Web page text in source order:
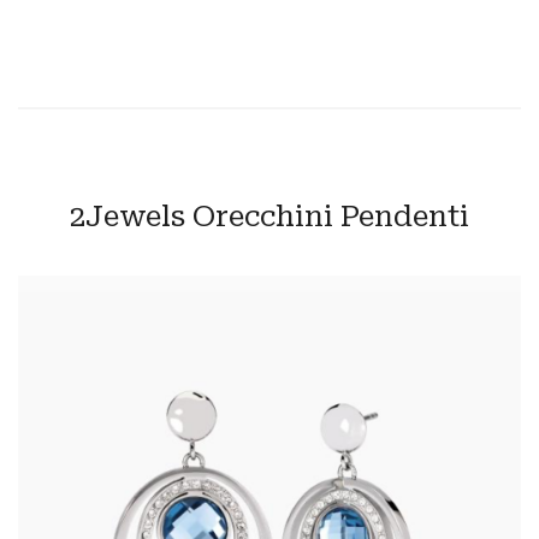
2Jewels Orecchini Pendenti